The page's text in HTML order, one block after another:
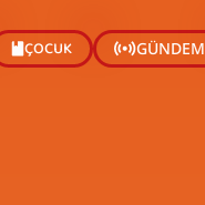
ÇOCUK GÜNDEM